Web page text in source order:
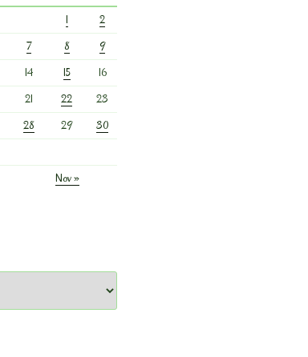
1
2
7 8
9
14 15
16
21 22
23
28 29
30
Nov »